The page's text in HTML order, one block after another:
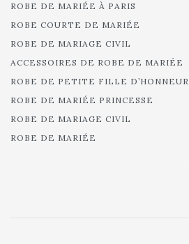
ROBE DE MARIÉE À PARIS
ROBE COURTE DE MARIÉE
ROBE DE MARIAGE CIVIL
ACCESSOIRES DE ROBE DE MARIÉE
ROBE DE PETITE FILLE D’HONNEUR
ROBE DE MARIÉE PRINCESSE
ROBE DE MARIAGE CIVIL
ROBE DE MARIÉE